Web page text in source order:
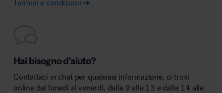
Termini e condizioni
Hai bisogno d’aiuto?
Contattaci in chat per qualsiasi informazione, ci trovi
online dal lunedì al venerdì, dalle 9 alle 13 e dalle 14 alle